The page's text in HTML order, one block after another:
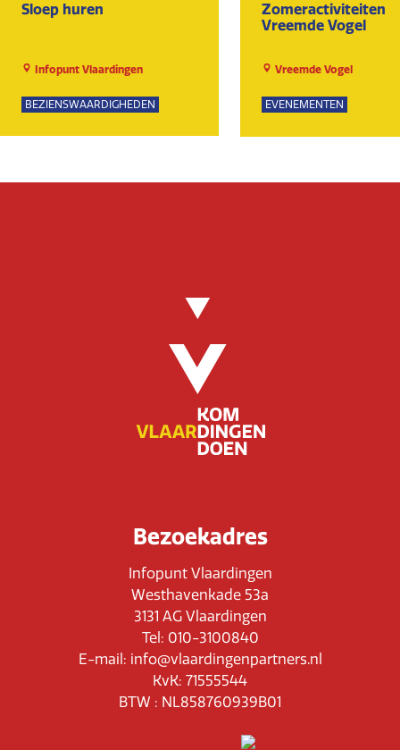
Sloep huren
Infopunt Vlaardingen
BEZIENSWAARDIGHEDEN
Zomeractiviteiten
Vreemde Vogel
Vreemde Vogel
EVENEMENTEN
Bezoekadres
Infopunt Vlaardingen
Westhavenkade 53a
3131 AG Vlaardingen
Tel: 010-3100840
E-mail: info@vlaardingenpartners.nl
KvK: 71555544
BTW : NL858760939B01